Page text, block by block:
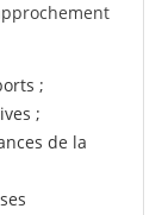
;
;
de la